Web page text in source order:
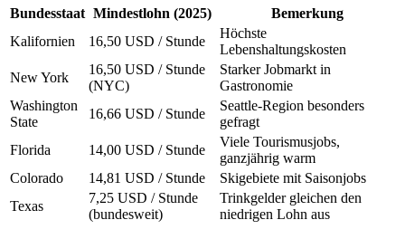
Bundesstaat Mindestlohn (2025)
Bemerkung
Kalifornien
16,50 USD / Stunde
Höchste
Lebenshaltungskosten
New York
16,50 USD / Stunde
(NYC)
Starker Jobmarkt in
Gastronomie
Washington
State
16,66 USD / Stunde
Seattle-Region besonders
gefragt
Florida
14,00 USD / Stunde
Viele Tourismusjobs,
ganzjährig warm
Colorado
14,81 USD / Stunde
Skigebiete mit Saisonjobs
Texas
7,25 USD / Stunde
(bundesweit)
Trinkgelder gleichen den
niedrigen Lohn aus